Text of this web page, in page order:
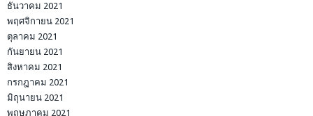
ธันวาคม 2021
พฤศจิกายน 2021
ตุลาคม 2021
กันยายน 2021
สิงหาคม 2021
กรกฎาคม 2021
มิถุนายน 2021
พฤษภาคม 2021